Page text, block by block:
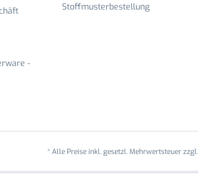
-
Stoffmusterbestellung
* Alle Preise inkl. gesetzl. Mehrwertsteuer zzgl.